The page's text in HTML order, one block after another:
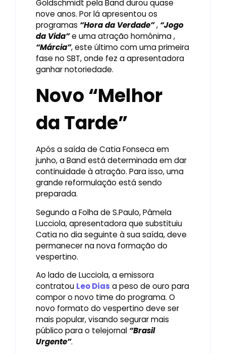
Goldschmidt pela Band durou quase
nove anos. Por lá apresentou os
programas “Hora da Verdade”, “Jogo
da Vida”e uma atração homônima ,
“Márcia”, este último com uma primeira
fase no SBT, onde fez a apresentadora
ganhar notoriedade.
Novo “Melhor
da Tarde”
Após a saída de Catia Fonseca em
junho, a Band está determinada em dar
continuidade à atração. Para isso, uma
grande reformulação está sendo
preparada.
Segundo a Folha de S.Paulo, Pâmela
Lucciola, apresentadora que substituiu
Catia no dia seguinte à sua saída, deve
permanecer na nova formação do
vespertino.
Ao lado de Lucciola, a emissora
contratou Leo Dias a peso de ouro para
compor o novo time do programa. O
novo formato do vespertino deve ser
mais popular, visando segurar mais
público para o telejornal “Brasil
Urgente”.